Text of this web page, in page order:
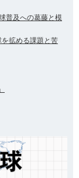
普及への葛藤と模
拡める課題と苦